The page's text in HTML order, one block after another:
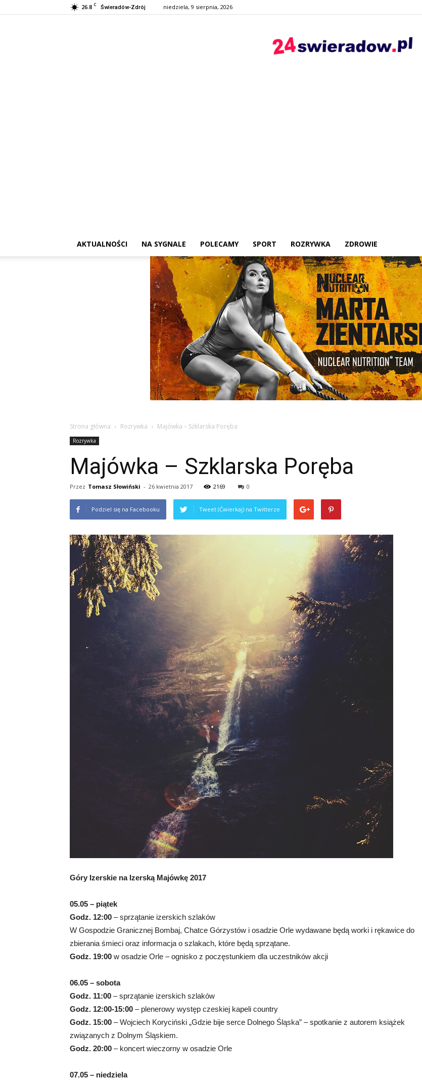
26.8 C Świeradów-Zdrój niedziela, 9 sierpnia, 2026
lokalne
źródło
AKTUALNOŚCI NA SYGNALE POLECAMY SPORT ROZRYWKA ZDROWIE
Strona główna Rozrywka Majówka – Szklarska Poręba
Rozrywka
Majówka – Szklarska Poręba
Przez Tomasz Słowiński - 26 kwietnia 2017 2169 0
Podziel się na Facebooku Tweet (Ćwierkaj) na Twitterze
Góry Izerskie na Izerską Majówkę 2017
05.05 – piątek
Godz. 12:00 – sprzątanie izerskich szlaków
W Gospodzie Granicznej Bombaj, Chatce Górzystów i osadzie Orle wydawane będą worki i rękawice do
zbierania śmieci oraz informacja o szlakach, które będą sprzątane.
Godz. 19:00 w osadzie Orle – ognisko z poczęstunkiem dla uczestników akcji
06.05 – sobota
Godz. 11:00 – sprzątanie izerskich szlaków
Godz. 12:00-15:00 – plenerowy występ czeskiej kapeli country
Godz. 15:00 – Wojciech Koryciński „Gdzie bije serce Dolnego Śląska” – spotkanie z autorem książek
związanych z Dolnym Śląskiem.
Godz. 20:00 – koncert wieczorny w osadzie Orle
07.05 – niedziela